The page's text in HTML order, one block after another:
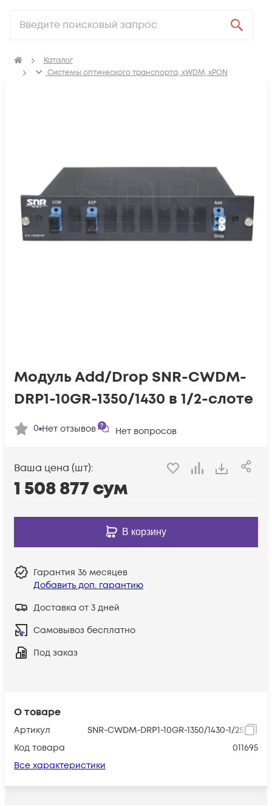
Каталог
Системы оптического транспорта, xWDM, xPON
О товаре
Артикул
SNR-CWDM-DRP1-10GR-1350/1430-1/2Slot
Код товара
011695
Все характеристики
Модуль Add/Drop SNR-CWDM-
DRP1-10GR-1350/1430 в 1/2-слоте
0 Нет отзывов Нет вопросов
Ваша цена (шт):
1 508 877сум
В корзину
Гарантия 36 месяцев
Добавить доп. гарантию
Доставка от 3 дней
Самовывоз бесплатно
Под заказ